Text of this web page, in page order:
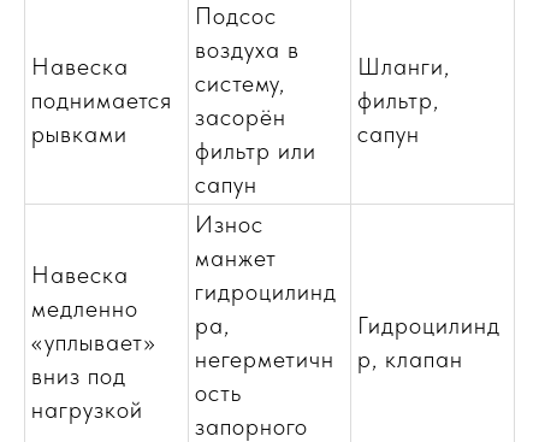
Навеска
поднимается
рывками
Подсос
воздуха в
систему,
засорён
фильтр или
сапун
Шланги,
фильтр,
сапун
Навеска
медленно
«уплывает»
вниз под
нагрузкой
Износ
манжет
гидроцилинд
ра,
негерметичн
ость
запорного
Гидроцилинд
р, клапан